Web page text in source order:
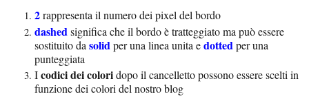
2rappresenta il numero dei pixel del bordo
dashed significa che il bordo è tratteggiato ma può essere
sostituito da solid per una linea unita edotted per una
punteggiata
Icodici dei coloridopo il cancelletto possono essere scelti in
funzione dei colori del nostro blog